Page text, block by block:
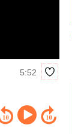
5:52